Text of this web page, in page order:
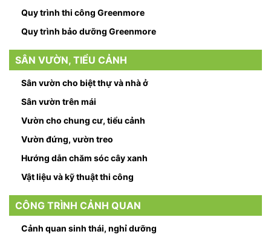
Quy trình thi công Greenmore
Quy trình bảo dưỡng Greenmore
SÂN VƯỜN, TIỂU CẢNH
Sân vườn cho biệt thự và nhà ở
Sân vườn trên mái
Vườn cho chung cư, tiểu cảnh
Vườn đứng, vườn treo
Hướng dẫn chăm sóc cây xanh
Vật liệu và kỹ thuật thi công
CÔNG TRÌNH CẢNH QUAN
Cảnh quan sinh thái, nghỉ dưỡng